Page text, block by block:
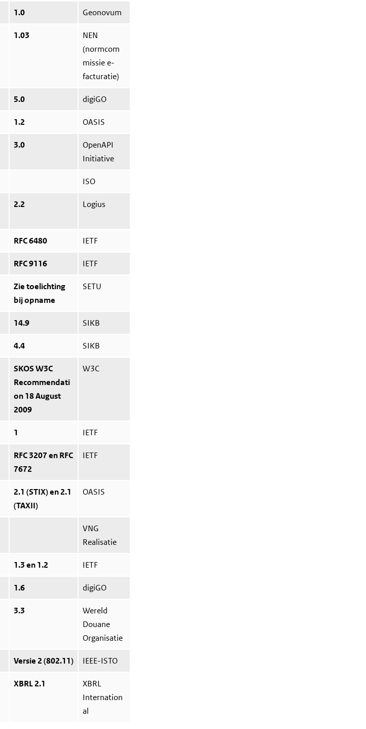
1.0 Geonovum
1.03
NEN
(normcom
missie e-
facturatie)
5.0 digiGO
1.2 OASIS
3.0
OpenAPI
Initiative
ISO
2.2 Logius
RFC 6480 IETF
RFC 9116 IETF
Zie toelichting
bij opname
SETU
14.9 SIKB
4.4 SIKB
SKOS W3C
Recommendati
on 18 August
2009
W3C
1 IETF
RFC 3207 en RFC
7672
IETF
2.1 (STIX) en 2.1
(TAXII)
OASIS
VNG
Realisatie
1.3 en 1.2 IETF
1.6 digiGO
3.3
Wereld
Douane
Organisatie
Versie 2 (802.11) IEEE-ISTO
XBRL 2.1
XBRL
Internation
al